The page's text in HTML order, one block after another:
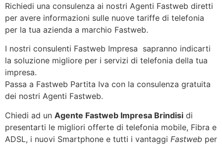
Richiedi una consulenza ai nostri Agenti Fastweb diretti
per avere informazioni sulle nuove tariffe di telefonia
per la tua azienda a marchio Fastweb.
I nostri consulenti Fastweb Impresa sapranno indicarti
la soluzione migliore per i servizi di telefonia della tua
impresa.
Passa a Fastweb Partita Iva con la consulenza gratuita
dei nostri Agenti Fastweb.
Chiedi ad un Agente Fastweb Impresa Brindisi di
presentarti le migliori offerte di telefonia mobile, Fibra e
ADSL, i nuovi Smartphone e tutti i vantaggi Fastweb per